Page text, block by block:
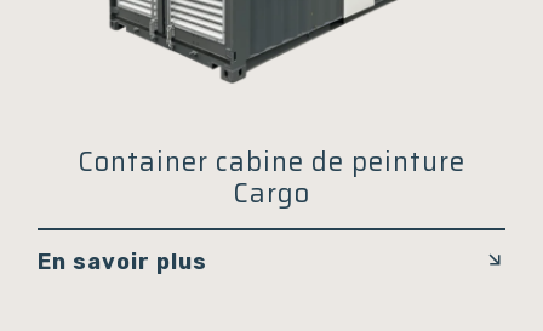
Container cabine de peinture
Cargo
En savoir plus